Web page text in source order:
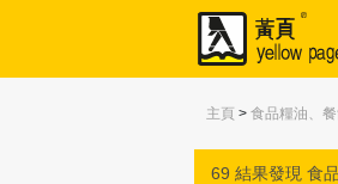
主頁 > 食品糧油、
69 結果發現 食